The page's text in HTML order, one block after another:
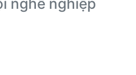
nghề nghiệp